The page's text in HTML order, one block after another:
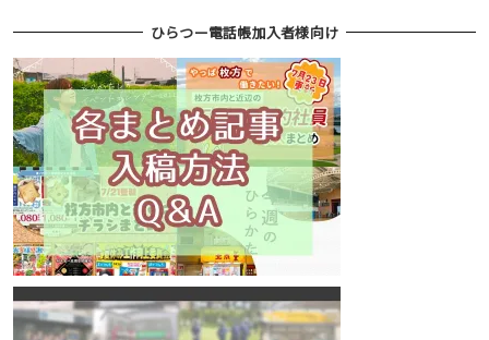
ひらつー電話帳加入者様向け